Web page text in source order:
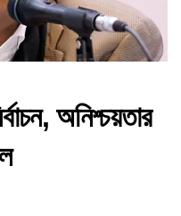
অনিশ্চয়তার